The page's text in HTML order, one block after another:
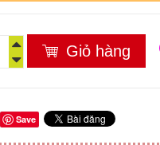
Giỏ hàng
Save